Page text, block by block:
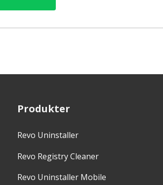
Produkter
Revo Uninstaller
Revo Registry Cleaner
Revo Uninstaller Mobile